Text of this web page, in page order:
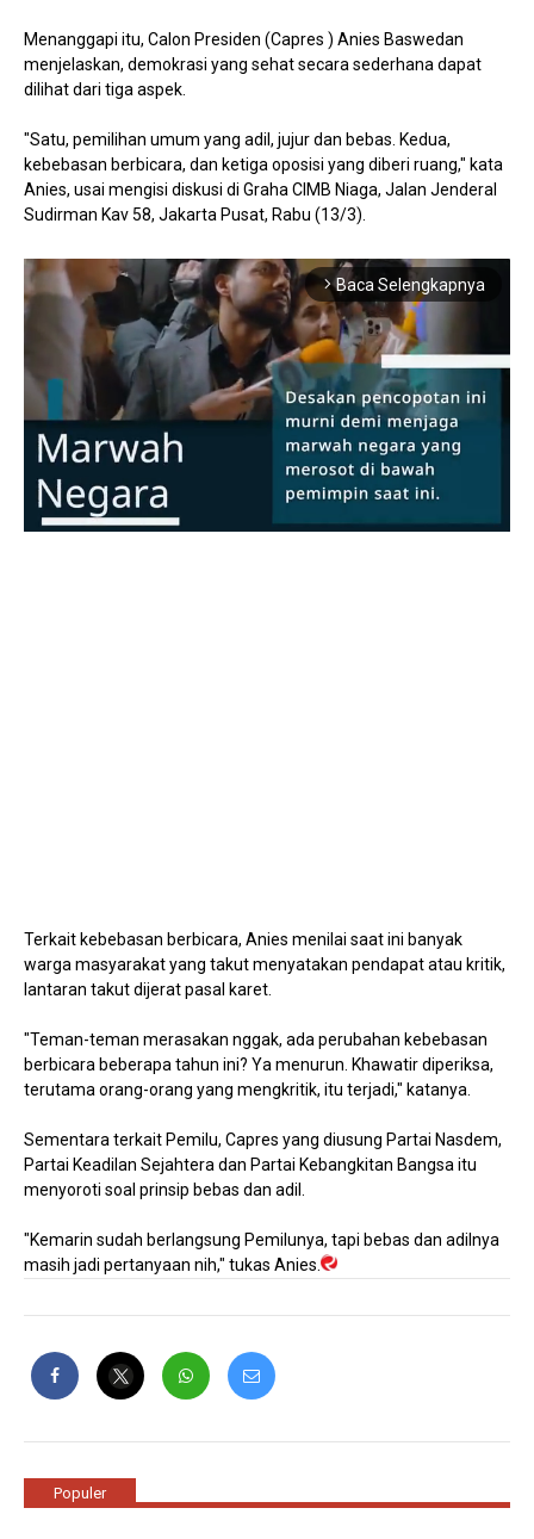
Menanggapi itu, Calon Presiden (Capres ) Anies Baswedan
menjelaskan, demokrasi yang sehat secara sederhana dapat
dilihat dari tiga aspek.
"Satu, pemilihan umum yang adil, jujur dan bebas. Kedua,
kebebasan berbicara, dan ketiga oposisi yang diberi ruang," kata
Anies, usai mengisi diskusi di Graha CIMB Niaga, Jalan Jenderal
Sudirman Kav 58, Jakarta Pusat, Rabu (13/3).
arrow_forward_ios Baca Selengkapnya
Terkait kebebasan berbicara, Anies menilai saat ini banyak
warga masyarakat yang takut menyatakan pendapat atau kritik,
lantaran takut dijerat pasal karet.
"Teman-teman merasakan nggak, ada perubahan kebebasan
berbicara beberapa tahun ini? Ya menurun. Khawatir diperiksa,
terutama orang-orang yang mengkritik, itu terjadi," katanya.
Sementara terkait Pemilu, Capres yang diusung Partai Nasdem,
Partai Keadilan Sejahtera dan Partai Kebangkitan Bangsa itu
menyoroti soal prinsip bebas dan adil.
"Kemarin sudah berlangsung Pemilunya, tapi bebas dan adilnya
masih jadi pertanyaan nih," tukas Anies.
Populer